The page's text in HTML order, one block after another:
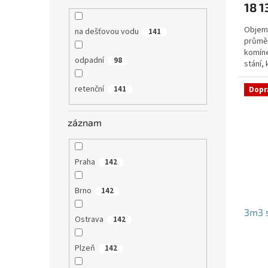
na dešťovou vodu 141
odpadní 98
retenční 141
záznam
Praha 142
Brno 142
Ostrava 142
Plzeň 142
18
stání,
3m3